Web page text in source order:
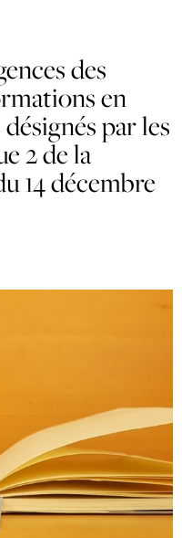
des
en
par les
2 de la
14 décembre